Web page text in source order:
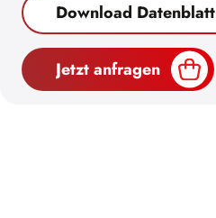
Download Datenblatt
Jetzt anfragen